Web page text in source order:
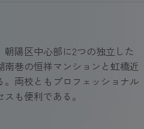
陽区中心部に2つの独立した
巷の恒祥マンションと虹橋近
。両校ともプロフェッショナル
も便利である。